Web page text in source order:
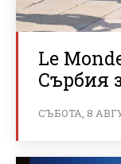
Le
Сърбия
СЪБОТА, 8